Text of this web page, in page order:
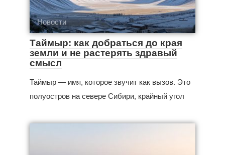
Новости
Таймыр: как добраться до края
земли и не растерять здравый
смысл
Таймыр — имя, которое звучит как вызов. Это
полуостров на севере Сибири, крайный угол